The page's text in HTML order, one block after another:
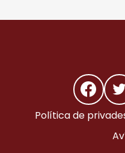
Política de